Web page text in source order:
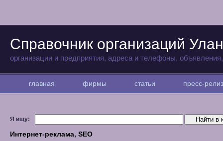
Справочник организаций
организации и предприятия, адреса и телефоны,
главная фирмы статьи пресс-
Я ищу:
Интернет-реклама, SEO